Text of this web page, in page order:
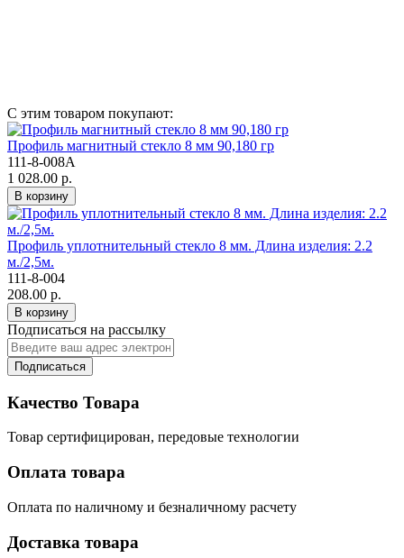
С этим товаром покупают:
Профиль магнитный стекло 8 мм 90,180 гр
111-8-008А
1 028.00 р.
В корзину
Профиль уплотнительный стекло 8 мм. Длина изделия: 2.2
м./2,5м.
111-8-004
208.00 р.
В корзину
Подписаться на рассылку
Подписаться
Качество Товара
Товар сертифицирован, передовые технологии
Оплата товара
Оплата по наличному и безналичному расчету
Доставка товара